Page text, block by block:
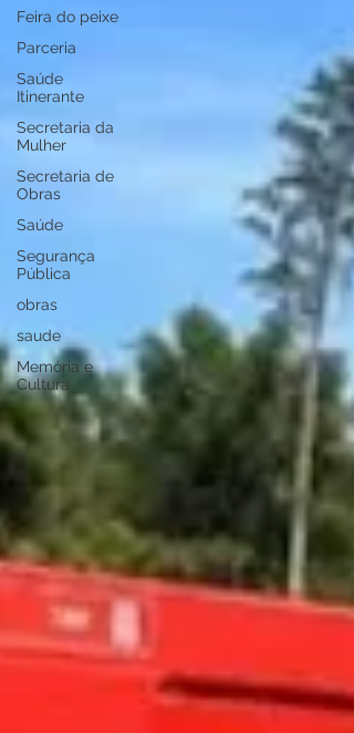
Feira do peixe
Parceria
Saúde
Itinerante
Secretaria da
Mulher
Secretaria de
Obras
Saúde
Segurança
Pública
obras
saude
Memória e
Cultura